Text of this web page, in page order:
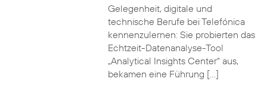
Gelegenheit, digitale und
technische Berufe bei Telefónica
kennenzulernen: Sie probierten das
Echtzeit-Datenanalyse-Tool
„Analytical Insights Center“ aus,
bekamen eine Führung […]